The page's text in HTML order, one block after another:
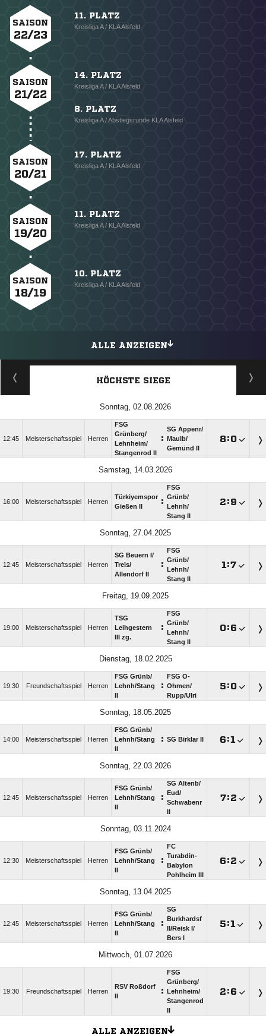
SAISON
22/23
11. PLATZ
Kreisliga A / KLA Alsfeld
SAISON
21/22
14. PLATZ
Kreisliga A / KLA Alsfeld
8. PLATZ
Kreisliga A / Abstiegsrunde KLA Alsfeld
SAISON
20/21
17. PLATZ
Kreisliga A / KLA Alsfeld
SAISON
19/20
11. PLATZ
Kreisliga A / KLA Alsfeld
SAISON
18/19
10. PLATZ
Kreisliga A / KLA Alsfeld
ALLE ANZEIGEN
HÖCHSTE SIEGE
Sonntag, 02.08.2026
12:45 Meisterschaftsspiel Herren
FSG
Grünberg/​
Lehnheim/​
Stangenrod II
:
SG Appenr/​
Maulb/​
Gemünd II
:
Samstag, 14.03.2026
16:00 Meisterschaftsspiel Herren
Türkiyemspor
Gießen II
:
FSG
Grünb/​
Lehnh/​
Stang II
:
Sonntag, 27.04.2025
12:45 Meisterschaftsspiel Herren
SG Beuern I/​
Treis/​
Allendorf II
:
FSG
Grünb/​
Lehnh/​
Stang II
:
Freitag, 19.09.2025
19:00 Meisterschaftsspiel Herren
TSG
Leihgestern
III zg.
:
FSG
Grünb/​
Lehnh/​
Stang II
:
Dienstag, 18.02.2025
19:30 Freundschaftsspiel Herren
FSG Grünb/​
Lehnh/​Stang
:
FSG O-
Ohmen/​
Rupp/​Ulri
:
Sonntag, 18.05.2025
14:00 Meisterschaftsspiel Herren
FSG Grünb/​
Lehnh/​Stang
: SG Birklar II :
Sonntag, 22.03.2026
12:45 Meisterschaftsspiel Herren
FSG Grünb/​
Lehnh/​Stang
:
SG Altenb/​
Eud/​
Schwabenr
:
Sonntag, 03.11.2024
12:30 Meisterschaftsspiel Herren
FSG Grünb/​
Lehnh/​Stang
:
FC
Turabdin-
Babylon
Pohlheim III
:
Sonntag, 13.04.2025
12:45 Meisterschaftsspiel Herren
FSG Grünb/​
Lehnh/​Stang
:
SG
Burkhardsf
II/​Reisk I/​
Bers I
:
Mittwoch, 01.07.2026
19:30 Freundschaftsspiel Herren
RSV Roßdorf
:
FSG
Grünberg/​
Lehnheim/​
Stangenrod
:
ALLE ANZEIGEN